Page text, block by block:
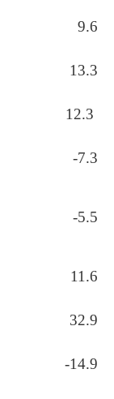
9.6
1 3.3
1 2.3
-7.3
-5.5
11.6
32.9
-14.9